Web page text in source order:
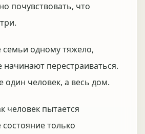
почувствовать, что
семьи одному тяжело,
начинают перестраиваться.
один человек, а весь дом.
человек пытается
только